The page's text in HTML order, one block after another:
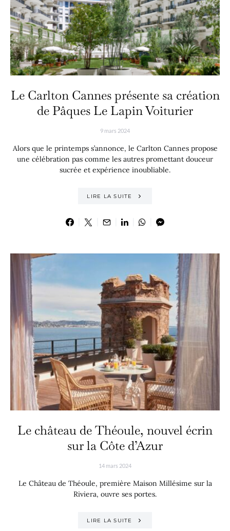
Le Carlton Cannes présente sa création
de Pâques Le Lapin Voiturier
9 mars 2024
Alors que le printemps s’annonce, le Carlton Cannes propose
une célébration pas comme les autres promettant douceur
sucrée et expérience inoubliable.
LIRE LA SUITE
Le château de Théoule, nouvel écrin
sur la Côte d’Azur
14 mars 2024
Le Château de Théoule, première Maison Millésime sur la
Riviera, ouvre ses portes.
LIRE LA SUITE